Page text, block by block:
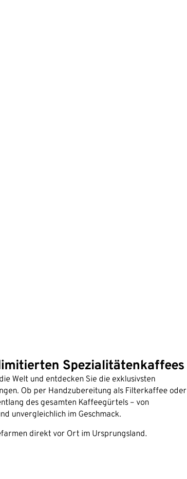
Spezialitätenkaffees
Welt und entdecken Sie die exklusivsten
Ob per Handzubereitung als Filterkaffee oder
des gesamten Kaffeegürtels – von
unvergleichlich im Geschmack.
direkt vor Ort im Ursprungsland.